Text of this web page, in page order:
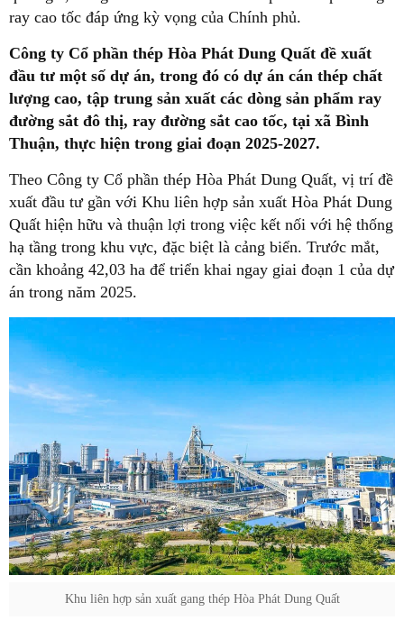
ray cao tốc đáp ứng kỳ vọng của Chính phủ.
Công ty Cổ phần thép Hòa Phát Dung Quất đề xuất
đầu tư một số dự án, trong đó có dự án cán thép chất
lượng cao, tập trung sản xuất các dòng sản phẩm ray
đường sắt đô thị, ray đường sắt cao tốc, tại xã Bình
Thuận, thực hiện trong giai đoạn 2025-2027.
Theo Công ty Cổ phần thép Hòa Phát Dung Quất, vị trí đề
xuất đầu tư gần với Khu liên hợp sản xuất Hòa Phát Dung
Quất hiện hữu và thuận lợi trong việc kết nối với hệ thống
hạ tầng trong khu vực, đặc biệt là cảng biển. Trước mắt,
cần khoảng 42,03 ha để triển khai ngay giai đoạn 1 của dự
án trong năm 2025.
Khu liên hợp sản xuất gang thép Hòa Phát Dung Quất